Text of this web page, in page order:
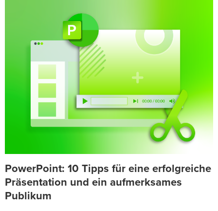
PowerPoint: 10 Tipps für eine erfolgreiche
Präsentation und ein aufmerksames
Publikum